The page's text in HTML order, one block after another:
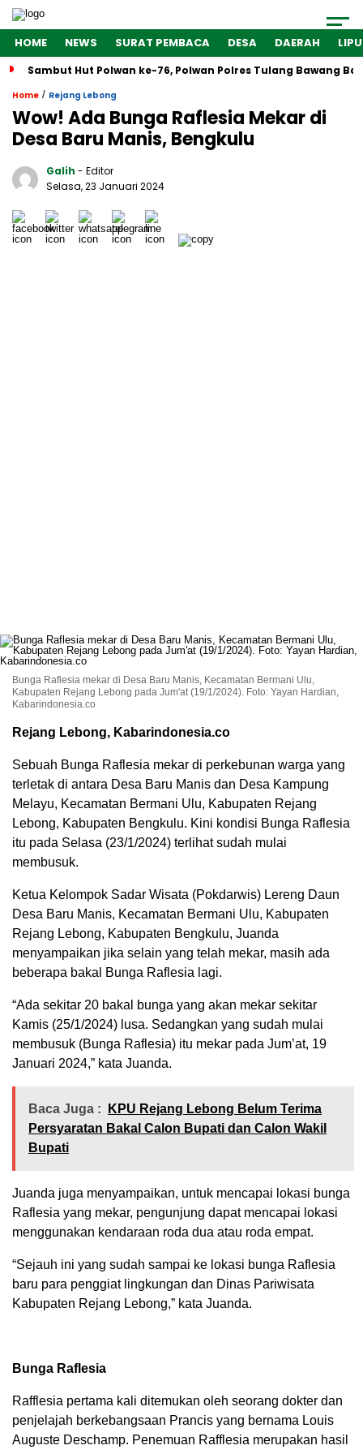
HOME NEWS SURAT PEMBACA DESA DAERAH
Sambut Hut Polwan ke-76, Polwan Polres Tulang Bawang
Home / Rejang Lebong
Wow! Ada Bunga Raflesia Mekar di
Desa Baru Manis, Bengkulu
Galih - Editor
Selasa, 23 Januari 2024
Bunga Raflesia mekar di Desa Baru Manis, Kecamatan Bermani Ulu,
Kabupaten Rejang Lebong pada Jum'at (19/1/2024). Foto: Yayan Hardian,
Kabarindonesia.co
Rejang Lebong, Kabarindonesia.co
Sebuah Bunga Raflesia mekar di perkebunan warga yang
terletak di antara Desa Baru Manis dan Desa Kampung
Melayu, Kecamatan Bermani Ulu, Kabupaten Rejang
Lebong, Kabupaten Bengkulu. Kini kondisi Bunga Raflesia
itu pada Selasa (23/1/2024) terlihat sudah mulai
membusuk.
Ketua Kelompok Sadar Wisata (Pokdarwis) Lereng Daun
Desa Baru Manis, Kecamatan Bermani Ulu, Kabupaten
Rejang Lebong, Kabupaten Bengkulu, Juanda
menyampaikan jika selain yang telah mekar, masih ada
beberapa bakal Bunga Raflesia lagi.
“Ada sekitar 20 bakal bunga yang akan mekar sekitar
Kamis (25/1/2024) lusa. Sedangkan yang sudah mulai
membusuk (Bunga Raflesia) itu mekar pada Jum’at, 19
Januari 2024,” kata Juanda.
Baca Juga :
KPU Rejang Lebong Belum Terima
Persyaratan Bakal Calon Bupati dan Calon Wakil
Bupati
Juanda juga menyampaikan, untuk mencapai lokasi bunga
Raflesia yang mekar, pengunjung dapat mencapai lokasi
menggunakan kendaraan roda dua atau roda empat.
“Sejauh ini yang sudah sampai ke lokasi bunga Raflesia
baru para penggiat lingkungan dan Dinas Pariwisata
Kabupaten Rejang Lebong,” kata Juanda.
Bunga Raflesia
Rafflesia pertama kali ditemukan oleh seorang dokter dan
penjelajah berkebangsaan Prancis yang bernama Louis
Auguste Deschamp. Penemuan Rafflesia merupakan hasil